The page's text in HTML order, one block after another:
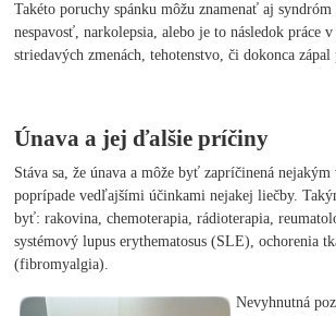
Takéto poruchy spánku môžu znamenať aj syndróm
nespavosť, narkolepsia, alebo je to následok práce
striedavých zmenách, tehotenstvo, či dokonca zápal
Únava a jej ďalšie príčiny
Stáva sa, že únava a môže byť zapríčinená
poprípade vedľajšími účinkami nejakej liečby.
byť: rakovina, chemoterapia, rádioterapia,
systémový lupus erythematosus (SLE), ochorenia
(fibromyalgia).
Nevyhnutná